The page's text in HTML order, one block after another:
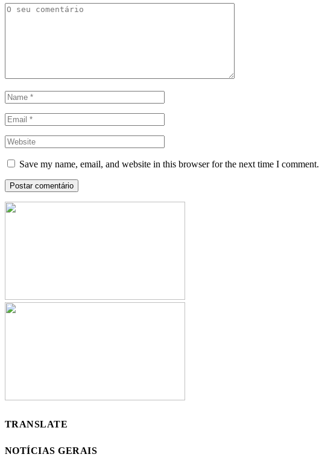
Save my name, email, and website in this browser for the next time I comment.
TRANSLATE
NOTÍCIAS GERAIS